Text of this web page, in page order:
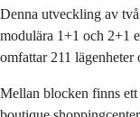
Denna utveckling av
modulära 1+1 och 2+1
omfattar 211 lägenheter
Mellan blocken finns